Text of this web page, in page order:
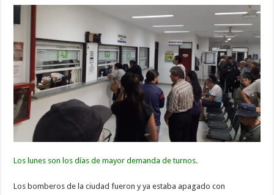
Los lunes son los días de mayor demanda de turnos.
Los bomberos de la ciudad fueron y ya estaba apagado con